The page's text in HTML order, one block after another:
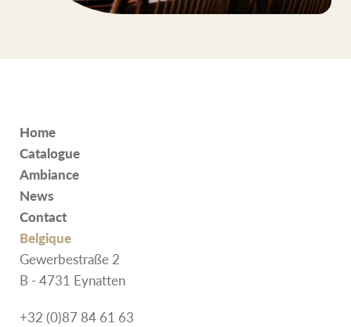
Home
Catalogue
Ambiance
News
Contact
Belgique
Gewerbestraße 2
B - 4731 Eynatten
+32 (0)87 84 61 63